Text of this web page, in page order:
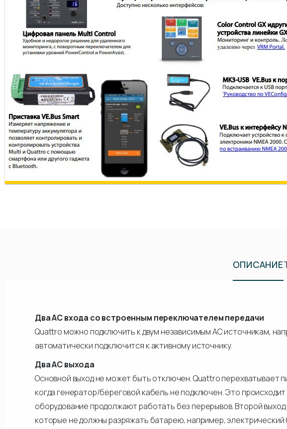
ОПИСАНИЕ
Два АС входа со встроенным переключателем передачи
Quattro можно подключить к двум независимым АС источникам,
автоматически подключится к активному источнику.
Два АС выхода
Основной выход не может быть отключен. Quattro перехватывает
когда генератор/береговой кабель не подключен. Это
оборудование продолжают работать без перерывов. Второй
которые не должны разряжать батарею, например,